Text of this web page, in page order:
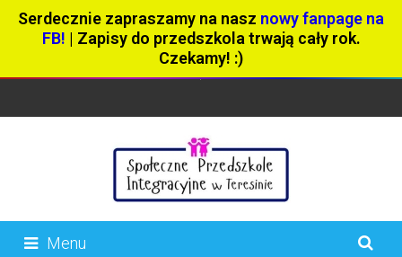
Serdecznie zapraszamy na nasz nowy fanpage na
FB! | Zapisy do przedszkola trwają cały rok.
Czekamy! :)
Menu